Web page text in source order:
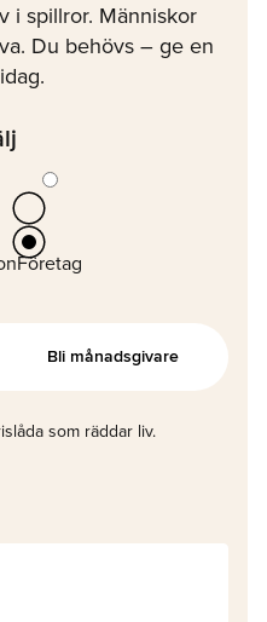
i spillror. Människor
Du behövs – ge en
Företag
Bli månadsgivare
som räddar liv.